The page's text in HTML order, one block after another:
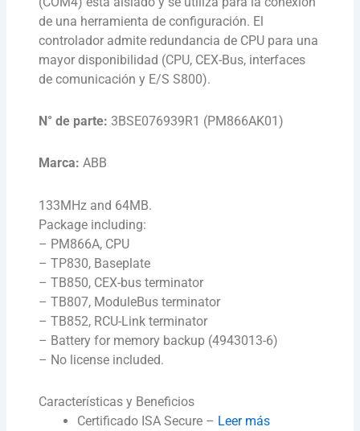
de una herramienta de configuración. El
controlador admite redundancia de CPU para una
mayor disponibilidad (CPU, CEX-Bus, interfaces
de comunicación y E/S S800).
N° de parte: 3BSE076939R1 (PM866AK01)
Marca: ABB
133MHz and 64MB.
Package including:
– PM866A, CPU
– TP830, Baseplate
– TB850, CEX-bus terminator
– TB807, ModuleBus terminator
– TB852, RCU-Link terminator
– Battery for memory backup (4943013-6)
– No license included.
Características y Beneficios
Certificado ISA Secure – Leer más